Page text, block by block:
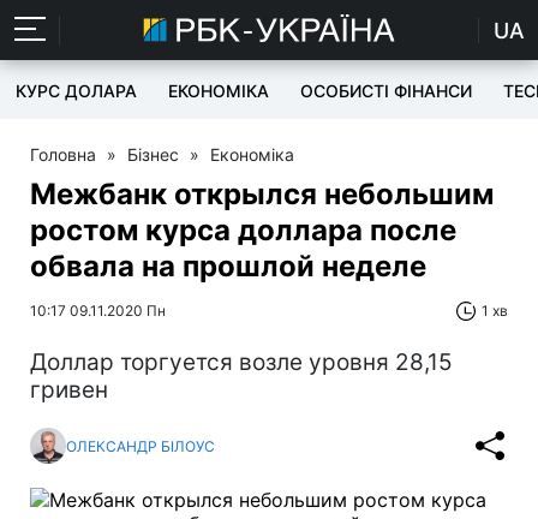
UA
КУРС ДОЛАРА ЕКОНОМІКА ОСОБИСТІ ФІНАНСИ
Головна » Бізнес » Економіка
Межбанк открылся небольшим
ростом курса доллара после
обвала на прошлой неделе
10:17 09.11.2020 Пн 1 хв
Доллар торгуется возле уровня 28,15
гривен
ОЛЕКСАНДР БІЛОУС